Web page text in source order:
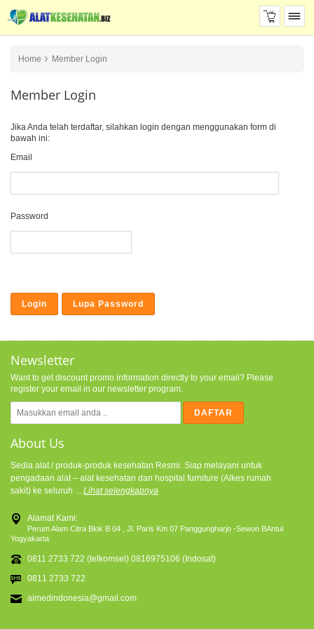
Home Member Login
Member Login
Jika Anda telah terdaftar, silahkan login dengan menggunakan form di
bawah ini:
Email
Password
Newsletter
Want to get discount promo information directly to your email? Please
register your email in our newsletter program.
About Us
Sedia alat / produk-produk kesehatan Resmi. Siap melayani untuk
pengadaan alat – alat kesehatan dan hospital furniture (Alkes rumah
sakit) ke seluruh ... Lihat selengkapnya
Alamat Kami:
Perum Alam Citra Blok B 04 , Jl. Paris Km 07 Panggungharjo -Sewon BAntul
Yogyakarta
0811 2733 722 (telkomsel) 0816975106 (Indosat)
0811 2733 722
aimedindonesia@gmail.com